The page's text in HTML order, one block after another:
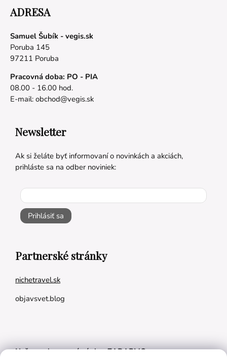
ADRESA
Samuel Šubík - vegis.sk
Poruba 145
97211 Poruba
Pracovná doba: PO - PIA
08.00 - 16.00 hod.
E-mail: obchod@vegis.sk
Newsletter
Ak si želáte byť informovaní o novinkách a akciách,
prihláste sa na odber noviniek:
Prihlásiť sa
Partnerské stránky
nichetravel.sk
objavsvet.blog
Naše appky pre vás úplne ZADARMO: